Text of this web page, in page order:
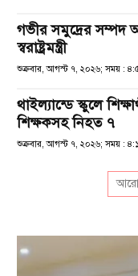
গভীর সমুদ্রের সম্পদ
স্বরাষ্ট্রমন্ত্রী
শুক্রবার, আগস্ট ৭, ২০২৬; সময় :
থাইল্যান্ডে স্কুলে
শিক্ষকসহ নিহত ৭
শুক্রবার, আগস্ট ৭, ২০২৬; সময় :